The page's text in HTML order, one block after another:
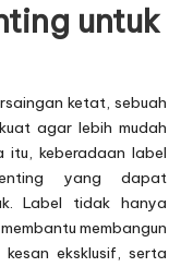
untuk
ketat, sebuah
agar lebih mudah
itu, keberadaan label
yang dapat
Label tidak hanya
membangun
kesan eksklusif, serta